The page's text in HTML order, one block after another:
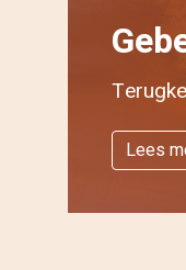
Lees